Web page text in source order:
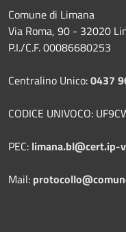
Comune di Limana
Via Roma, 90 - 32020
P.I./C.F. 00086680253
Centralino Unico:0437
CODICE UNIVOCO:
PEC: limana.bl@cert.ip-
Mail: